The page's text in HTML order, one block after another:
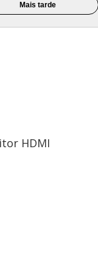
Mais tarde
HDMI